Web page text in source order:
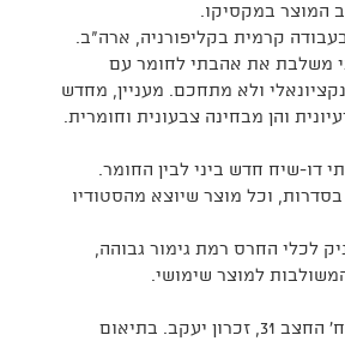
המוצר במקסיקו.
קרמית בקליפורניה, ארה“ב.
משלבת את אהבתי לחומר עם
ולא מתחכם. מעניין, מחדש
והן מבחינה צבעונית וחומרית.
דו-שיח חדש ביני לבין החומר.
בסדרות, וכל מוצר שיוצא מהסטודיו
לכלי החרס רמת גימור גבוהה,
למוצר שימושי.
כתובת הסטודיו: רח' החצב 31, זכרון יעקב. בתיאום